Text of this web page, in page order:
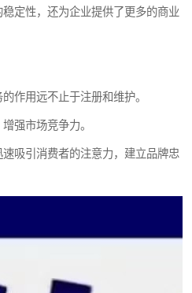
定性，还为企业提供了更多的商业
作用远不止于注册和维护。
强市场竞争力。
吸引消费者的注意力，建立品牌忠